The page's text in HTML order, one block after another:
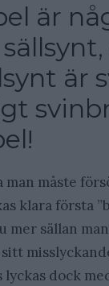
är
är
måste
klara första
mer sällan
lyckas dock